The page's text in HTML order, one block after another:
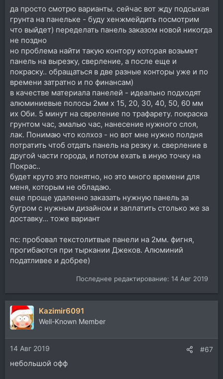
да просто смотрю варианты. сейчас вот жду подсыхая
грунта на панельке - буду хенжмейдить посмотрим
что выйдет) переделать панель заказом новой никогда
не поздно
но проблема найти такую контору которая возьмет
панель на вырезку, сверление, а после еще и
покраску.. обращаться в две разные конторы уже и по
времени затратно и по финансам)
в качестве материала панелей - идеально подходят
алюминиевые полосы 2мм х 15, 20, 30, 40, 50, 60 мм
их Оби. 5 минут на свреление по трафарету. покраска
грунтом час, эмалью час, нанесение нужного слоя,
лак. Понимаю что колхоз - но вот мне нужно полдня
потратить чтоб отдать панель на резку и. сверление в
другой части города, и потом ехать в иную точку на
Покрас..
будет круто это понятно, но это много времени для
меня, которым не обладаю.
еще проще удаленно заказать нужную панель за
бугром с нужным дизайном и заплатить столько же за
доставку... тоже вариант
пс: пробовал текстолитвые панели на 2мм. фигня,
прогибаются при тыркании Джеков. Алюминий
податливее и добрее)
Последнее редактирование: 14 Авг 2019
Kazimir6091
Well-Known Member
14 Авг 2019 #67
небольшой офф